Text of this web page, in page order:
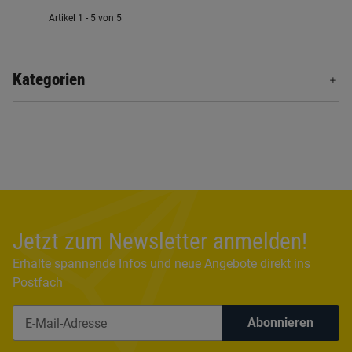
Artikel 1 - 5 von 5
Kategorien
Jetzt zum Newsletter anmelden!
Erhalte spannende Infos und neue Angebote direkt ins
Postfach
Abonnieren